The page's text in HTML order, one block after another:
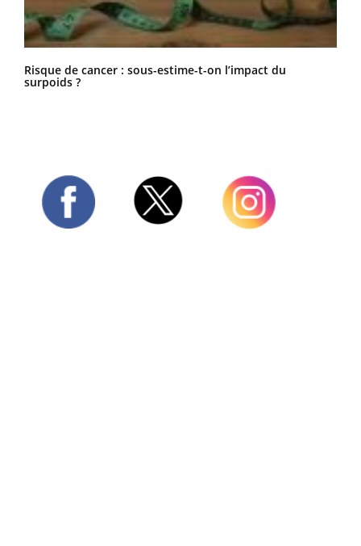
Risque de cancer : sous-estime-t-on l’impact du
surpoids ?